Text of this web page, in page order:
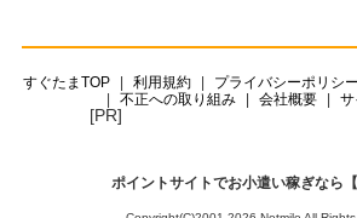
すぐたまTOP 利用規約 プライバシーポリシー
不正への取り組み
会社概要
[PR]
ポイントサイトでお小遣い稼ぎなら【